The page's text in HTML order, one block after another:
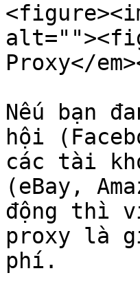
Proxy</
Nếu bạn
hội
các tài
(eBay,
động thì
proxy là
phí.